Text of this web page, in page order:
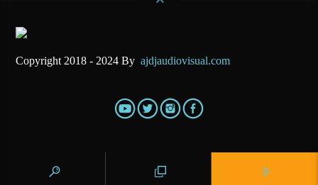
Copyright 2018 - 2024 Byajdjaudiovisual.com